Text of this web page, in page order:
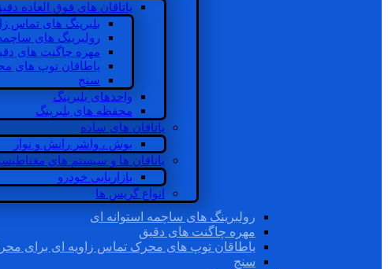
یاتاقان های فوق العاده
بلبرینگ های تماس
رولبرینگ های
مهره چاگنت های
یاطاقان توپ های
سنج
واحدهای بلبرینگ
محفظه های بلبرینگ
یاتاقان های ساده
بوش ، واشر رانش و نوار
یاتاقان ها و سیستم های
بازاریابی خودرو
انواع گریس ها
رولبرینگ های ساچمه استوانه ای
مهره چاگنت های دقیق
یاطاقان توپ های محرک تماس زاویه ای برای
سنج